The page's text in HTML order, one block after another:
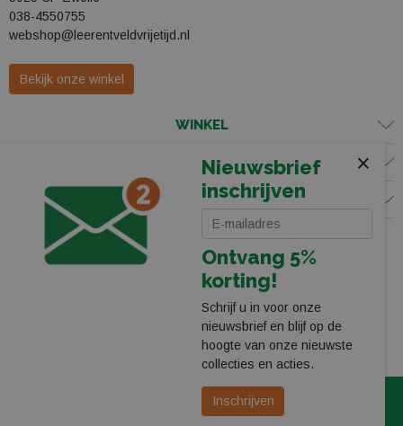
038-4550755
webshop@leerentveldvrijetijd.nl
Bekijk onze winkel
WINKEL
KLANTENSERVICE
VOLG ONS
×
Nieuwsbrief
inschrijven
Ontvang 5%
korting!
Schrijf u in voor onze
nieuwsbrief en blijf op de
hoogte van onze nieuwste
collecties en acties.
InschrijvenAlgemene Voorwaarden